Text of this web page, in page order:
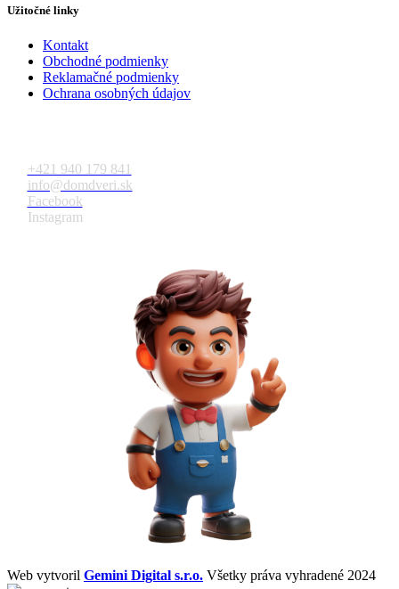
Užitočné linky
Kontakt
Obchodné podmienky
Reklamačné podmienky
Ochrana osobných údajov
+421 940 179 841
info@domdveri.sk
Facebook
Instagram
Web vytvoril Gemini Digital s.r.o. Všetky práva vyhradené 2024